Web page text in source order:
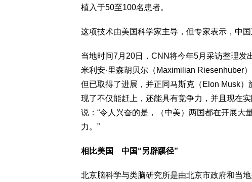
植入于50至100名患者。
这项技术由美国科学家主导，但专家表示，中国
当地时间7月20日，CNN将今年5月采访整理
米利安·里森胡贝尔（Maximilian Riesenhuber
但已取得了进展，并正同马斯克（Elon Musk
现了不仅能赶上，还能具有竞争力，并且现在
说：“令人兴奋的是，（中美）两国都在开展大
力。”
相比美国 中国“另辟蹊径”
北京脑科学与类脑研究所是由北京市政府和当